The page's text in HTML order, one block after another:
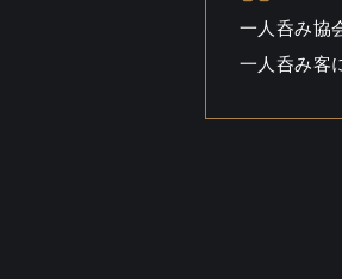
一人呑み協
一人呑み客